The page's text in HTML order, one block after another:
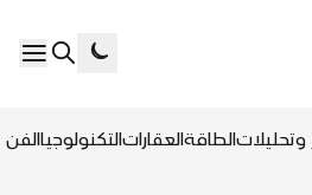
وتحليلاتالطاقةالعقاراتالتكنولوجياالفن